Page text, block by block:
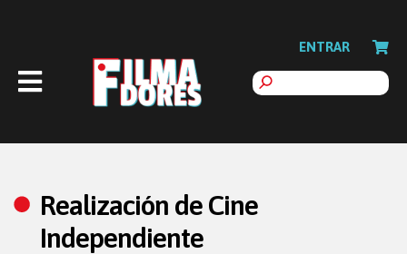
ENTRAR
Realización de Cine
Independiente